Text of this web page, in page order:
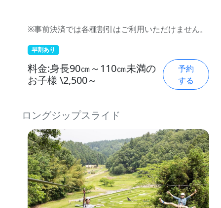
※事前決済では各種割引はご利用いただけません。
早割あり
料金:身長90㎝～110㎝未満の
お子様 \2,500～
予約
する
ロングジップスライド